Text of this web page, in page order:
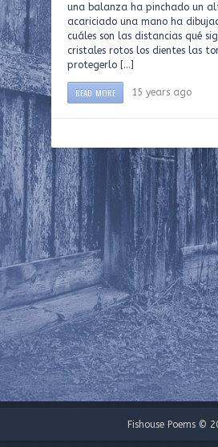
una balanza ha pinchado un
acariciado una mano ha
cuáles son las distancias qué
cristales rotos los dientes las
protegerlo […]
READ MORE 15 years ago
Fishouse Poems ©